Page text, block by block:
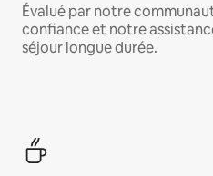
Évalué par notre
confiance et notre
séjour longue durée.